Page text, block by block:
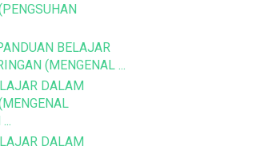
BELAJAR
(MENGENAL ...
DALAM
DALAM